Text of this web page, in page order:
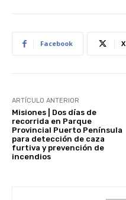
Facebook X
ARTÍCULO ANTERIOR
Misiones | Dos días de
recorrida en Parque
Provincial Puerto Península
para detección de caza
furtiva y prevención de
incendios